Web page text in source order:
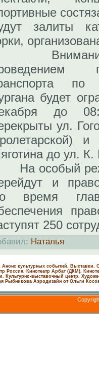
залиты
по
будет
до
ул.
до ул.
особый
и
время
250
: Наталья
культурных событий. Выставки.
Россия. Кинотеатр Арбат (ДКМ).
Культурно-выставочный центр.
Рыбникова Аэродизайн от Ольги